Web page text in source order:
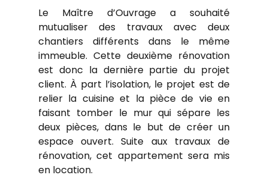
Le Maître d’Ouvrage a souhaité
mutualiser des travaux avec deux
chantiers différents dans le même
immeuble. Cette deuxième rénovation
est donc la dernière partie du projet
client. À part l’isolation, le projet est de
relier la cuisine et la pièce de vie en
faisant tomber le mur qui sépare les
deux pièces, dans le but de créer un
espace ouvert. Suite aux travaux de
rénovation, cet appartement sera mis
en location.